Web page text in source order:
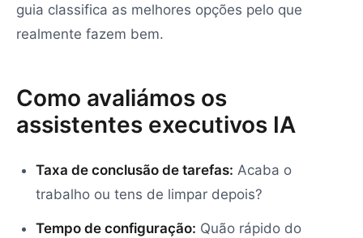
guia classifica as melhores opções pelo que
realmente fazem bem.
Como avaliámos os
assistentes executivos IA
Taxa de conclusão de tarefas: Acaba o
trabalho ou tens de limpar depois?
Tempo de configuração: Quão rápido do